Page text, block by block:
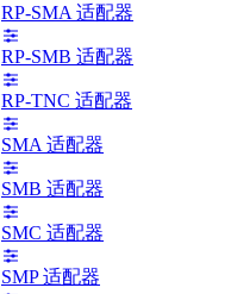
RP-SMA 适配器
RP-SMB 适配器
RP-TNC 适配器
SMA 适配器
SMB 适配器
SMC 适配器
SMP 适配器